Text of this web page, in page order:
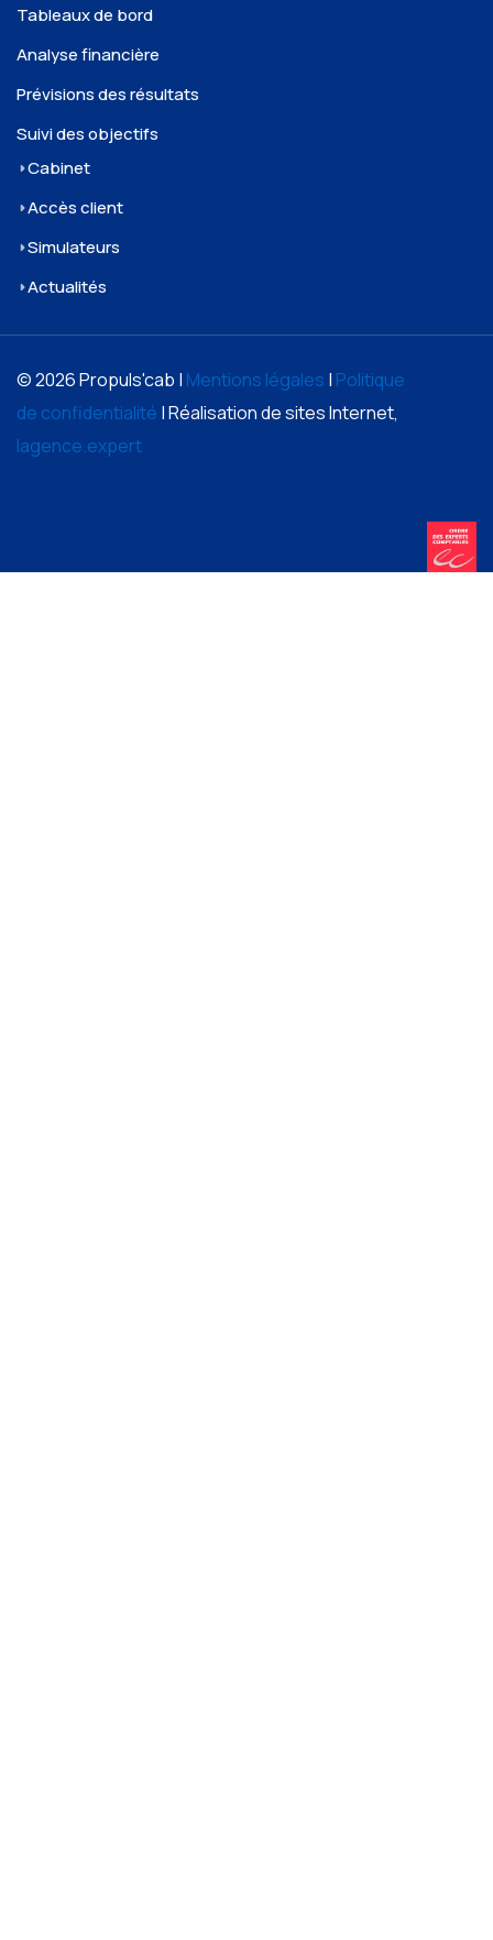
Tableaux de bord
Analyse financière
Prévisions des résultats
Suivi des objectifs
Cabinet
Accès client
Simulateurs
Actualités
© 2026 Propuls'cab | Mentions légales | Politique
de confidentialité | Réalisation de sites Internet,
lagence.expert